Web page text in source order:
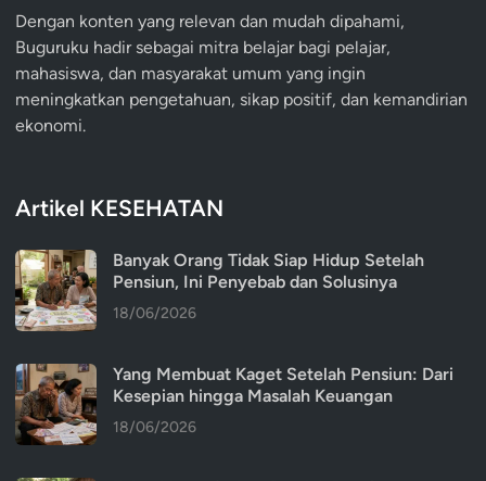
Dengan konten yang relevan dan mudah dipahami,
Buguruku hadir sebagai mitra belajar bagi pelajar,
mahasiswa, dan masyarakat umum yang ingin
meningkatkan pengetahuan, sikap positif, dan kemandirian
ekonomi.
Artikel KESEHATAN
Banyak Orang Tidak Siap Hidup Setelah
Pensiun, Ini Penyebab dan Solusinya
18/06/2026
Yang Membuat Kaget Setelah Pensiun: Dari
Kesepian hingga Masalah Keuangan
18/06/2026